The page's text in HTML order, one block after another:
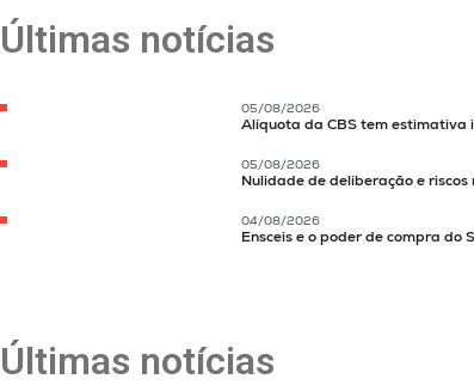
Últimas notícias
05/08/2026
Alíquota da CBS tem estimativa
05/08/2026
Nulidade de deliberação e
04/08/2026
Ensceis e o poder de compra do
Últimas notícias